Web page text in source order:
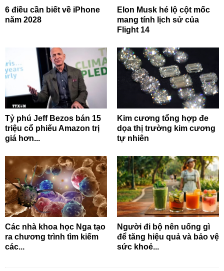
6 điều cần biết về iPhone
năm 2028
Elon Musk hé lộ cột mốc
mang tính lịch sử của
Flight 14
Tỷ phú Jeff Bezos bán 15
triệu cổ phiếu Amazon trị
giá hơn...
Kim cương tổng hợp đe
dọa thị trường kim cương
tự nhiên
Các nhà khoa học Nga tạo
ra chương trình tìm kiếm
các...
Người đi bộ nên uống gì
để tăng hiệu quả và bảo vệ
sức khoẻ...